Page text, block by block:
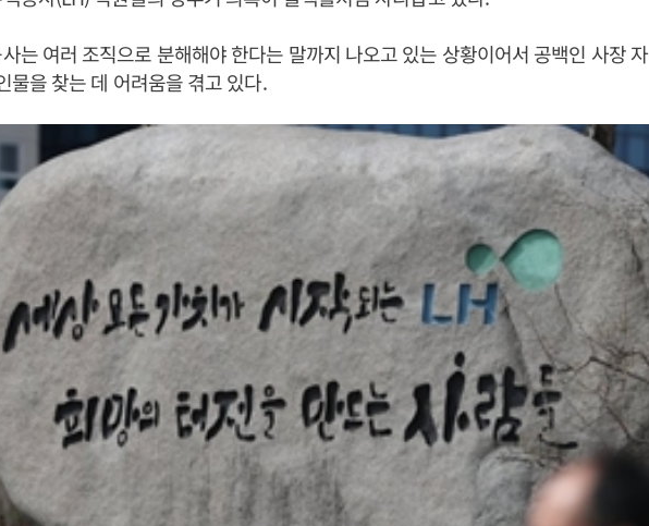
는 여러 조직으로 분해해야 한다는 말까지 나오고 있는 상황이어서 공백인 사장 자
물을 찾는 데 어려움을 겪고 있다.